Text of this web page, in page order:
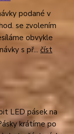
podané v
se zvolením
obvykle
s př... číst
LED pásek na
krátíme po